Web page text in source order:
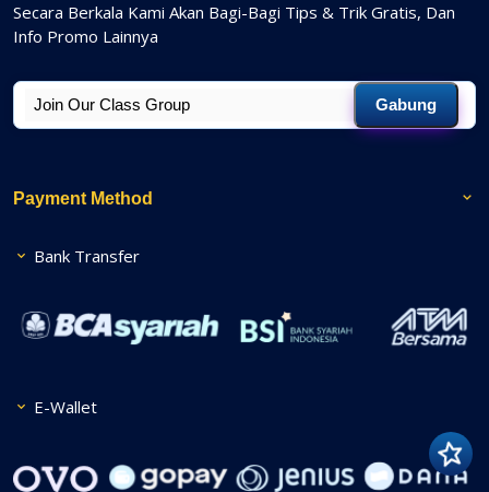
Secara Berkala Kami Akan Bagi-Bagi Tips & Trik Gratis, Dan
Info Promo Lainnya
Gabung
Payment Method
Bank Transfer
E-Wallet